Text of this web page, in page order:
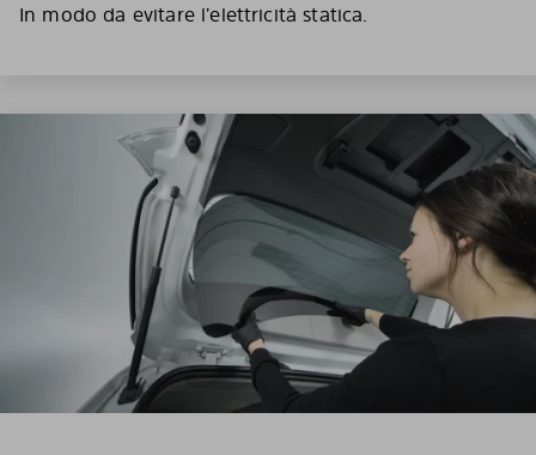
In modo da evitare l’elettricità statica.